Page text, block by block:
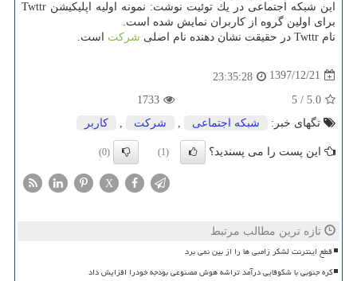
این شبكه اجتماعی در یك توئیت نوشت: نمونه اولیه اپلیكیشن Twttr
برای اولین گروه از كاربران نمایش شده است.
نام Twttr در حقیقت نشان دهنده نام اصلی
شركت است.
1397/12/21
23:35:28
5.0
/
5
1733
تگهای خبر:
شبكه اجتماعی شركت كاربر
این پست را می پسندید؟ (1)
(0)
X
تازه ترین مطالب مرتبط
قطع اینترنت لشکر زامبی ها را از بین نمی برد
کره جنوبی با شکوفایی درآمد تراشه هوش مصنوعی بودجه خودرا افزایش داد